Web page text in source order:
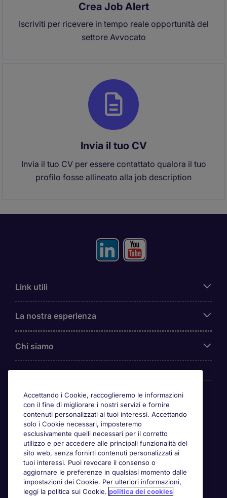
Crea Job Alert
Iscriviti per ricevere in tempo reale opportunità del
settore Avvocato
Invia il tuo CV
Invia il tuo CV per essere contattato qualora il tuo
profilo fosse allineato alla job description
Link utili
La nostra esperienza
Chi siamo
Awards
Accettando i Cookie, raccoglieremo le informazioni
con il fine di migliorare i nostri servizi e fornire
contenuti personalizzati ai tuoi interessi. Accettando
solo i Cookie necessari, imposteremo
esclusivamente quelli necessari per il corretto
utilizzo e per accedere alle principali funzionalità del
sito web, senza fornirti contenuti personalizzati ai
tuoi interessi. Puoi revocare il consenso o
aggiornare le preferenze in qualsiasi momento dalle
impostazioni dei Cookie. Per ulteriori informazioni,
leggi la politica sui Cookie. politica dei cookies